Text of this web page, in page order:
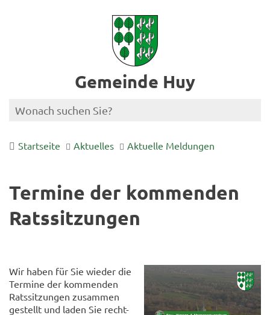
Gemeinde Huy
Startseite Aktuelles Aktuelle Meldungen
Termine der kommenden
Ratssitzungen
Wir haben für Sie wieder die
Termine der kommenden
Ratssitzungen zusammen
gestellt und laden Sie recht-